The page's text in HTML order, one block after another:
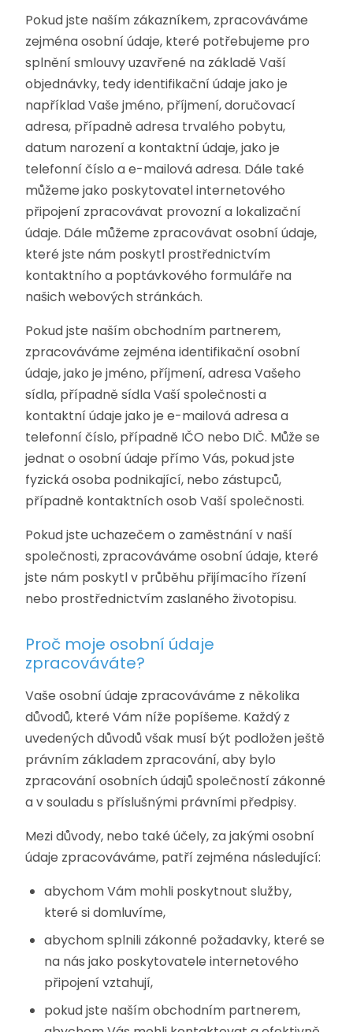
Pokud jste naším zákazníkem, zpracováváme
zejména osobní údaje, které potřebujeme pro
splnění smlouvy uzavřené na základě Vaší
objednávky, tedy identifikační údaje jako je
například Vaše jméno, příjmení, doručovací
adresa, případně adresa trvalého pobytu,
datum narození a kontaktní údaje, jako je
telefonní číslo a e-mailová adresa. Dále také
můžeme jako poskytovatel internetového
připojení zpracovávat provozní a lokalizační
údaje. Dále můžeme zpracovávat osobní údaje,
které jste nám poskytl prostřednictvím
kontaktního a poptávkového formuláře na
našich webových stránkách.
Pokud jste naším obchodním partnerem,
zpracováváme zejména identifikační osobní
údaje, jako je jméno, příjmení, adresa Vašeho
sídla, případně sídla Vaší společnosti a
kontaktní údaje jako je e-mailová adresa a
telefonní číslo, případně IČO nebo DIČ. Může se
jednat o osobní údaje přímo Vás, pokud jste
fyzická osoba podnikající, nebo zástupců,
případně kontaktních osob Vaší společnosti.
Pokud jste uchazečem o zaměstnání v naší
společnosti, zpracováváme osobní údaje, které
jste nám poskytl v průběhu přijímacího řízení
nebo prostřednictvím zaslaného životopisu.
Proč moje osobní údaje
zpracováváte?
Vaše osobní údaje zpracováváme z několika
důvodů, které Vám níže popíšeme. Každý z
uvedených důvodů však musí být podložen ještě
právním základem zpracování, aby bylo
zpracování osobních údajů společností zákonné
a v souladu s příslušnými právními předpisy.
Mezi důvody, nebo také účely, za jakými osobní
údaje zpracováváme, patří zejména následující:
abychom Vám mohli poskytnout služby,
které si domluvíme,
abychom splnili zákonné požadavky, které se
na nás jako poskytovatele internetového
připojení vztahují,
pokud jste naším obchodním partnerem,